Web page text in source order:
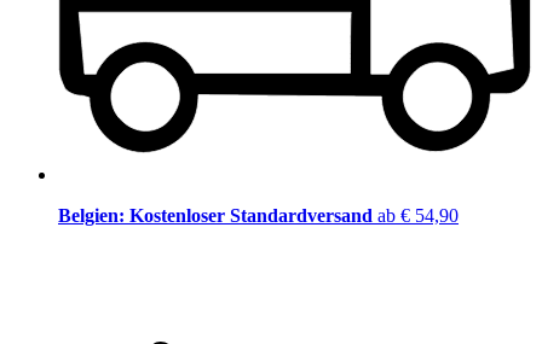
Belgien: Kostenloser Standardversand ab € 54,90